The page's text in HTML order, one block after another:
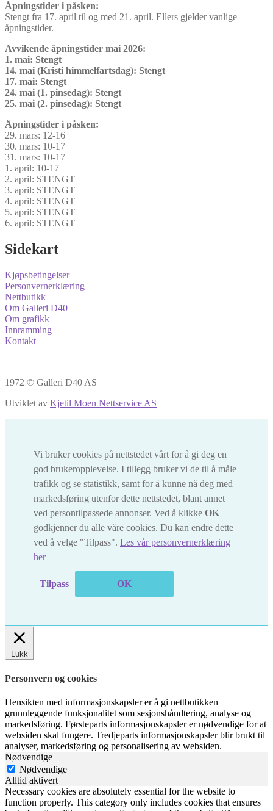
Åpningstider i påsken:
Stengt fra 17. april til og med 21. april. Ellers gjelder vanlige
åpningstider.
Avvikende åpningstider mai 2026:
1. mai: Stengt
14. mai (Kristi himmelfartsdag): Stengt
17. mai: Stengt
24. mai (1. pinsedag): Stengt
25. mai (2. pinsedag): Stengt
Åpningstider i påsken:
29. mars: 12-16
30. mars: 10-17
31. mars: 10-17
1. april: 10-17
2. april: STENGT
3. april: STENGT
4. april: STENGT
5. april: STENGT
6. april: STENGT
Sidekart
Kjøpsbetingelser
Personvernerklæring
Nettbutikk
Om Galleri D40
Om grafikk
Innramming
Kontakt
1972 © Galleri D40 AS
Utviklet av Kjetil Moen Nettservice AS
Vi bruker cookies på nettstedet vårt for å gi deg en
god brukeropplevelse. I tillegg bruker vi de til å måle
trafikk og se statistikk, samt for å kunne nå deg med
markedsføring utenfor dette nettstedet, blant annet
ved persontilpassede annonser. Ved å klikke OK
godkjenner du alle våre cookies. Du kan endre dette
ved å velge "Tilpass". Les vår personvernerklæring
her
Tilpass OK
Lukk
Personvern og cookies
Hensikten med informasjonskapsler er å gi nettbutikken
grunnleggende funksjonalitet som sesjonshåndtering, analyse og
markedsføring. Førsteparts informasjonskapsler er nødvendige for at
websiden skal fungere. Tredjeparts informasjonskapsler blir brukt til
analyser, markedsføring og personalisering av websiden.
Nødvendige
Nødvendige
Alltid aktivert
Necessary cookies are absolutely essential for the website to
function properly. This category only includes cookies that ensures